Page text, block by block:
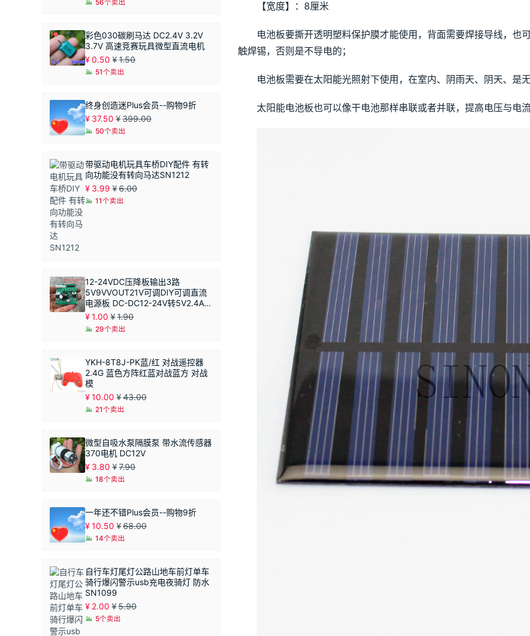
【宽度】：8厘米
电池板要撕开透明塑料保护膜才能使用，背面需要焊接导线，也
触焊锡，否则是不导电的；
电池板需要在太阳能光照射下使用，在室内、阴雨天、阴天、是
太阳能电池板也可以像干电池那样串联或者并联，提高电压与电
¥0.01
至
¥0.10
56个卖出
彩色030碳刷马达 DC2.4V 3.2V
3.7V 高速竞赛玩具微型直流电机
¥0.50 ¥1.50
51个卖出
终身创造迷Plus会员--购物9折
¥ 37.50 ¥399.00
50个卖出
带驱动电机玩具车桥DIY配件 有转
向功能没有转向马达SN1212
¥ 3.99 ¥6.00
11个卖出
12-24VDC压降板输出3路
5V9VVOUT21V可调DIY可调直流
电源板 DC-DC12-24V转5V2.4A恒
压模块 同步整流
¥1.00 ¥1.90
29个卖出
YKH-8T8J-PK蓝/红 对战遥控器
2.4G 蓝色方阵红蓝对战蓝方 对战
模
¥10.00 ¥43.00
21个卖出
微型自吸水泵隔膜泵 带水流传感器
370电机 DC12V
¥ 3.80 ¥7.90
18个卖出
一年还不错Plus会员--购物9折
¥10.50 ¥68.00
14个卖出
自行车灯尾灯公路山地车前灯单车
骑行爆闪警示usb充电夜骑灯 防水
SN1099
¥ 2.00 ¥5.90
5个卖出